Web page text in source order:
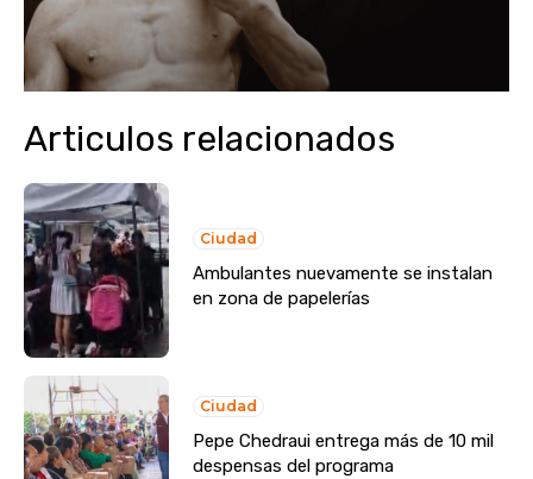
Articulos relacionados
Ciudad
Ambulantes nuevamente se instalan
en zona de papelerías
Ciudad
Pepe Chedraui entrega más de 10 mil
despensas del programa